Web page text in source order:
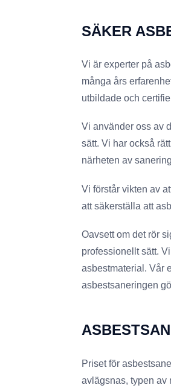
SÄKER
Vi är experter på
många års
utbildade och
Vi använder oss av
sätt. Vi har också
närheten av
Vi förstår vikten av
att säkerställa att
Oavsett om det rör
professionellt sätt.
asbestmaterial. Vår
asbestsaneringen
Priset för
avlägsnas, typen av